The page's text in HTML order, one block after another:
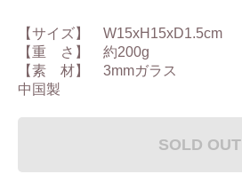
【サイズ】 W15xH15xD1.5cm
【重 さ】 約200g
【素 材】 3mmガラス
中国製
SOLD OUT